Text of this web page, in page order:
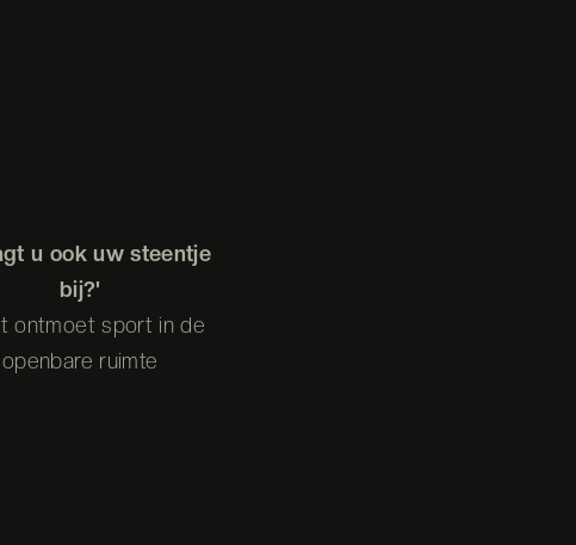
u ook uw steentje
bij?'
ontmoet sport in de
openbare ruimte